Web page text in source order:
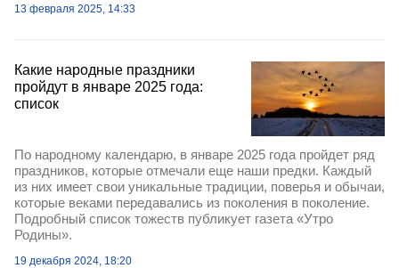
13 февраля 2025, 14:33
Какие народные праздники
пройдут в январе 2025 года:
список
По народному календарю, в январе 2025 года пройдет ряд
праздников, которые отмечали еще наши предки. Каждый
из них имеет свои уникальные традиции, поверья и обычаи,
которые веками передавались из поколения в поколение.
Подробный список тожеств публикует газета «Утро
Родины».
19 декабря 2024, 18:20